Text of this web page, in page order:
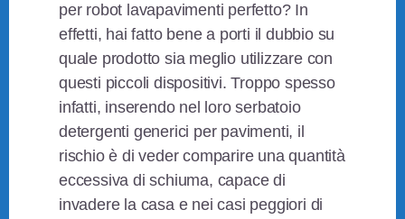
per robot lavapavimenti perfetto? In
effetti, hai fatto bene a porti il dubbio su
quale prodotto sia meglio utilizzare con
questi piccoli dispositivi. Troppo spesso
infatti, inserendo nel loro serbatoio
detergenti generici per pavimenti, il
rischio è di veder comparire una quantità
eccessiva di schiuma, capace di
invadere la casa e nei casi peggiori di